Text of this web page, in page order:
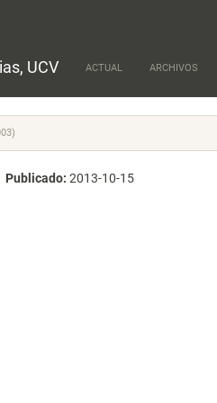
UCV ACTUAL ARCHIVOS
Publicado:2013-10-15